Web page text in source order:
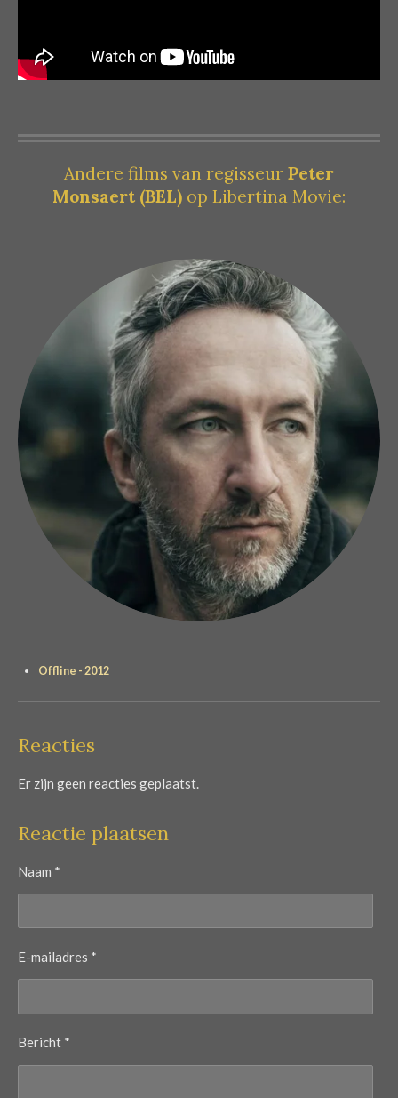
Andere films van regisseur Peter
Monsaert (BEL) op Libertina Movie:
Offline - 2012
Reacties
Er zijn geen reacties geplaatst.
Reactie plaatsen
Naam *
E-mailadres *
Bericht *